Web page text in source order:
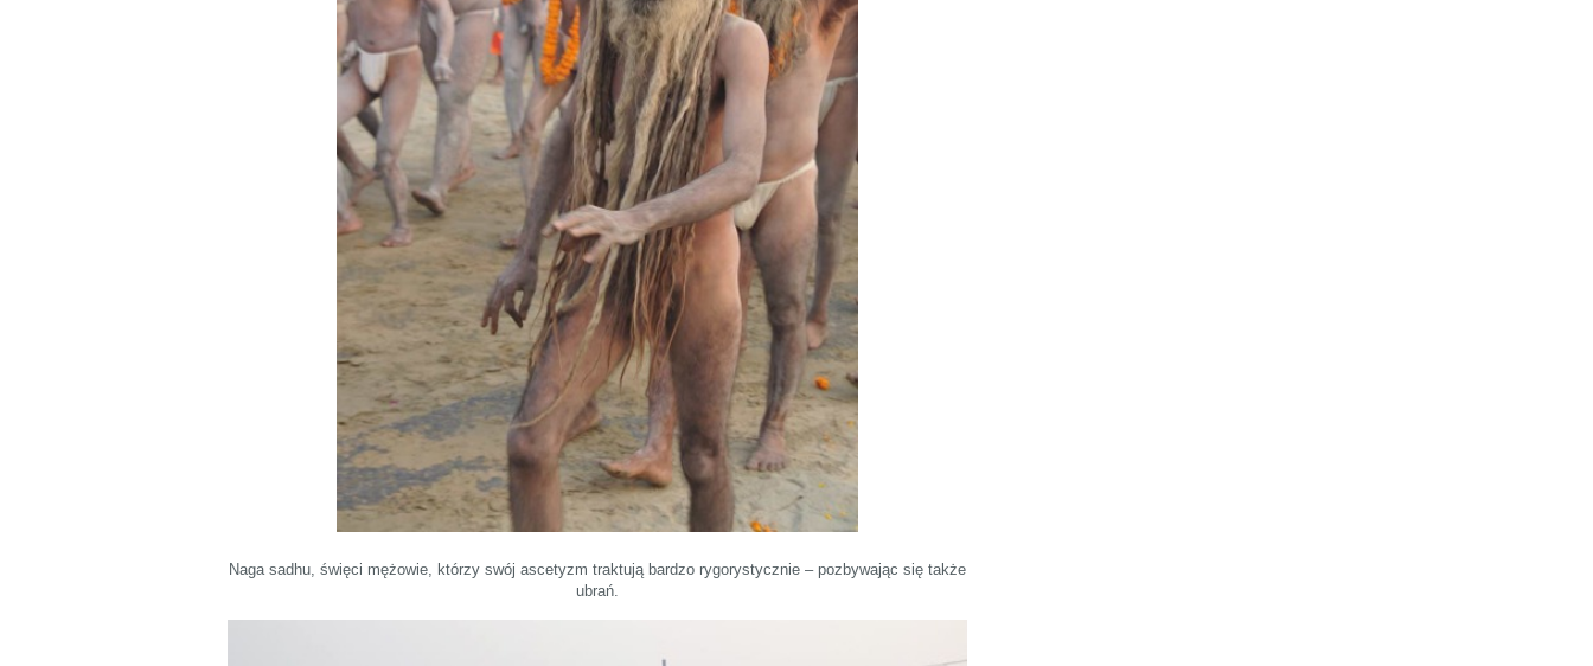
Naga sadhu, święci mężowie, którzy swój ascetyzm traktują bardzo rygorystycznie – pozbywając się także
ubrań.